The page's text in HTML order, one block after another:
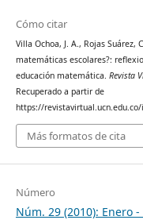
Cómo citar
Villa Ochoa, J. A., Rojas Suárez,
matemáticas escolares?:
educación matemática. Revista
Recuperado a partir de
https://
Más formatos de cita
Número
Núm. 29 (2010): Enero